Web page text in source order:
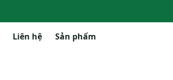
Liên hệ Sản phẩm